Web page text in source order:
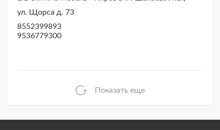
ул. Щорса д. 73
8552399893
9536779300
Показать еще